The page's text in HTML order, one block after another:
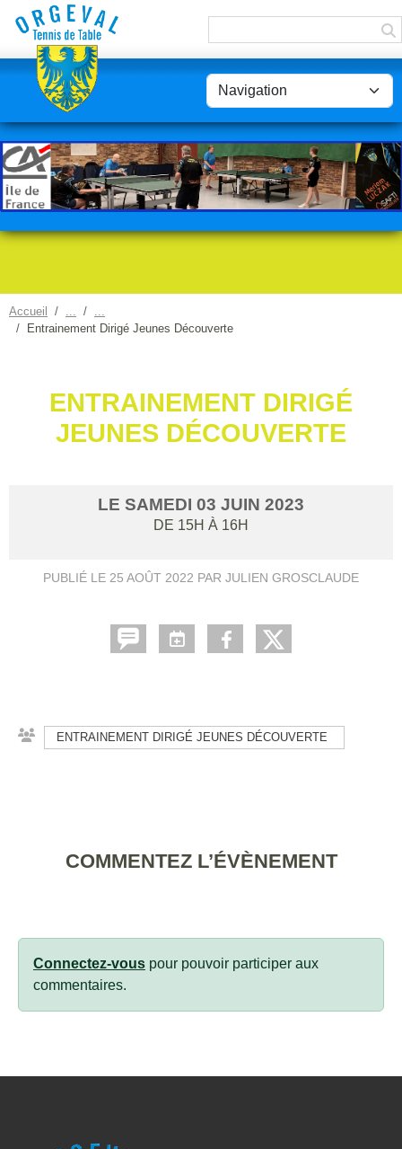
Accueil
Entrainement Dirigé Jeunes Découverte
ENTRAINEMENT DIRIGÉ
JEUNES DÉCOUVERTE
LE SAMEDI 03 JUIN 2023
DE 15H À 16H
PUBLIÉ LE 25 AOÛT 2022 PAR JULIEN GROSCLAUDE
ENTRAINEMENT DIRIGÉ JEUNES DÉCOUVERTE
COMMENTEZ L’ÉVÈNEMENT
Connectez-vous pour pouvoir participer aux
commentaires.
Panneau de gestion des cookies